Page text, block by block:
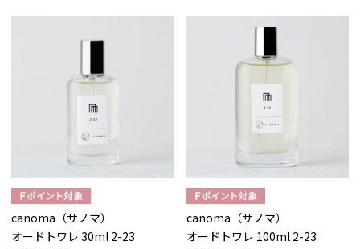
canoma（サノマ）
オードトワレ 30ml 2-23
canoma（サノマ）
オードトワレ 100ml 2-23